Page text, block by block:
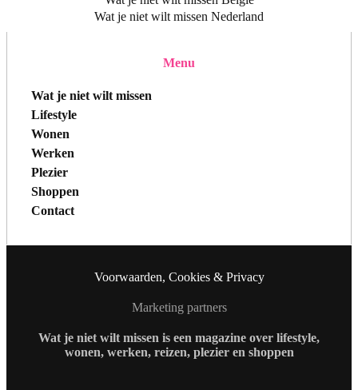
Wat je niet wilt missen Nederland
Menu
Wat je niet wilt missen
Lifestyle
Wonen
Werken
Plezier
Shoppen
Contact
Voorwaarden, Cookies & Privacy
Marketing partners
Wat je niet wilt missen is een magazine over lifestyle,
wonen, werken, reizen, plezier en shoppen